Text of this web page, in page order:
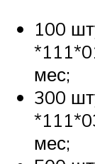
100
мес;
300
мес;